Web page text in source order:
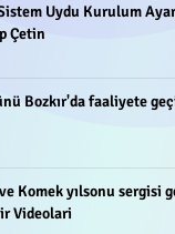
Uydu Kurulum
Çetin
Bozkır'da faaliyete
Komek yılsonu sergisi
Videolari